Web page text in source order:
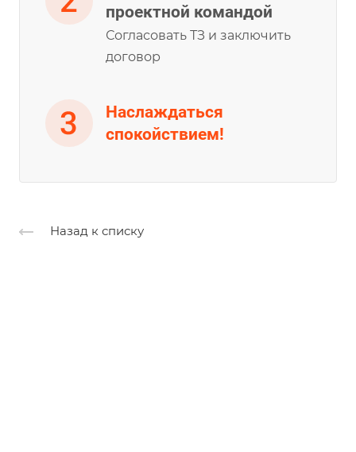
проектной командой
Согласовать ТЗ и заключить
договор
Наслаждаться
спокойствием!
Назад к списку